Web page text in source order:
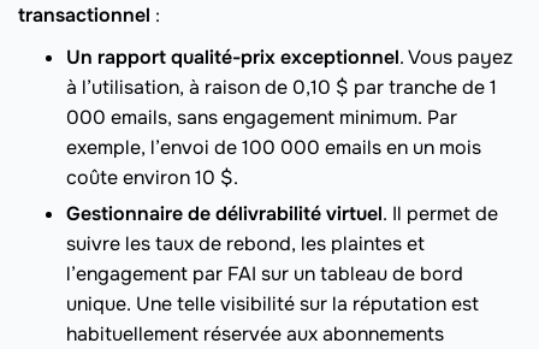
transactionnel :
Un rapport qualité-prix exceptionnel. Vous payez
à l’utilisation, à raison de 0,10 $ par tranche de 1
000 emails, sans engagement minimum. Par
exemple, l’envoi de 100 000 emails en un mois
coûte environ 10 $.
Gestionnaire de délivrabilité virtuel. Il permet de
suivre les taux de rebond, les plaintes et
l’engagement par FAI sur un tableau de bord
unique. Une telle visibilité sur la réputation est
habituellement réservée aux abonnements